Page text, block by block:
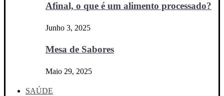
Afinal, o que é um alimento processado?
Junho 3, 2025
Mesa de Sabores
Maio 29, 2025
SAÚDE